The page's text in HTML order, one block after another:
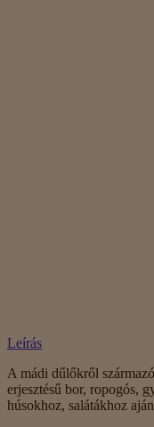
Leírás
A mádi dűlőkről
erjesztésű bor, ropogós,
húsokhoz, salátákhoz